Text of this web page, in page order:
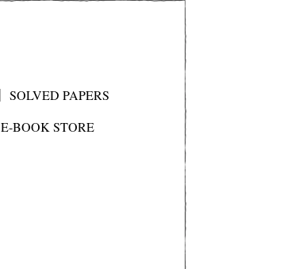
SOLVED PAPERS
E-BOOK STORE